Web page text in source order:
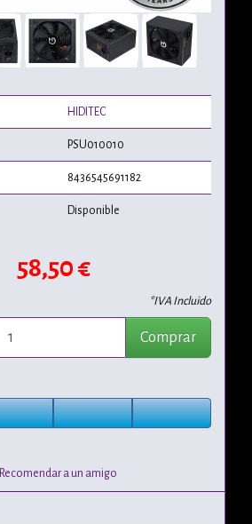
HIDITEC
PSU010010
8436545691182
Disponible
58,50 €
*IVA Incluido
Comprar
Recomendar a un amigo